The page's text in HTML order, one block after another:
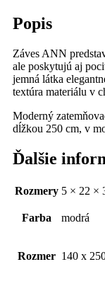
Popis
Záves ANN
ale poskytujú aj
jemná látka
textúra materiálu v
Moderný
dĺžkou 250 cm, v
Ďalšie
Rozmery 5 × 22 ×
Farba modrá
Rozmer 140 x